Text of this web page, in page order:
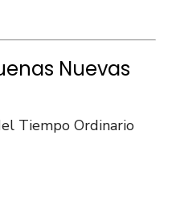
Nuevas
Tiempo Ordinario